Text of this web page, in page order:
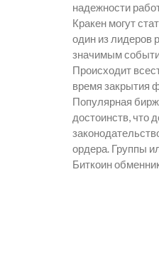
надежности
Кракен могут
один из лидеров
значимым
Происходит
время закрытия
Популярная
достоинств, что
ордера. Группы
Биткоин